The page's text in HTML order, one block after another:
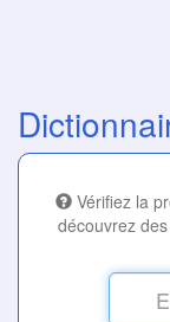
Vérifiez la
découvrez